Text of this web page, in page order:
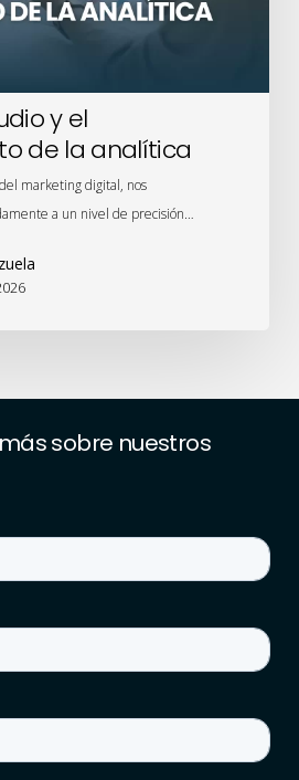
y el
de la analítica
marketing digital, nos
a un nivel de precisión…
mássobre nuestros